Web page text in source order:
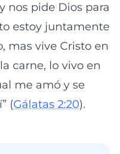
nos pide Dios para
estoy juntamente
mas vive Cristo en
carne, lo vivo en
me amó y se
(Gálatas 2:20).